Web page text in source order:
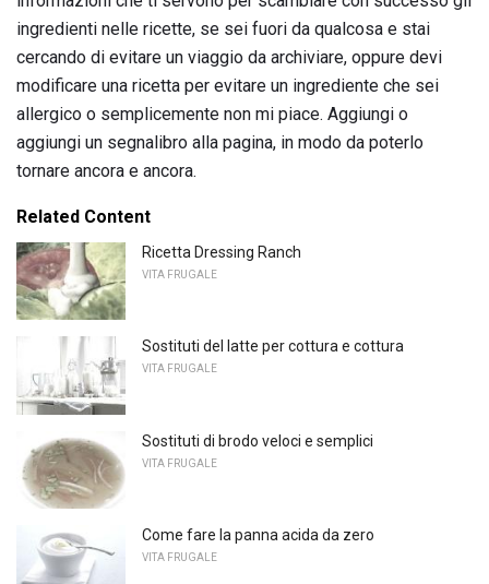
ingredienti nelle ricette, se sei fuori da qualcosa e stai
cercando di evitare un viaggio da archiviare, oppure devi
modificare una ricetta per evitare un ingrediente che sei
allergico o semplicemente non mi piace. Aggiungi o
aggiungi un segnalibro alla pagina, in modo da poterlo
tornare ancora e ancora.
Related Content
Ricetta Dressing Ranch
VITA FRUGALE
Sostituti del latte per cottura e cottura
VITA FRUGALE
Sostituti di brodo veloci e semplici
VITA FRUGALE
Come fare la panna acida da zero
VITA FRUGALE